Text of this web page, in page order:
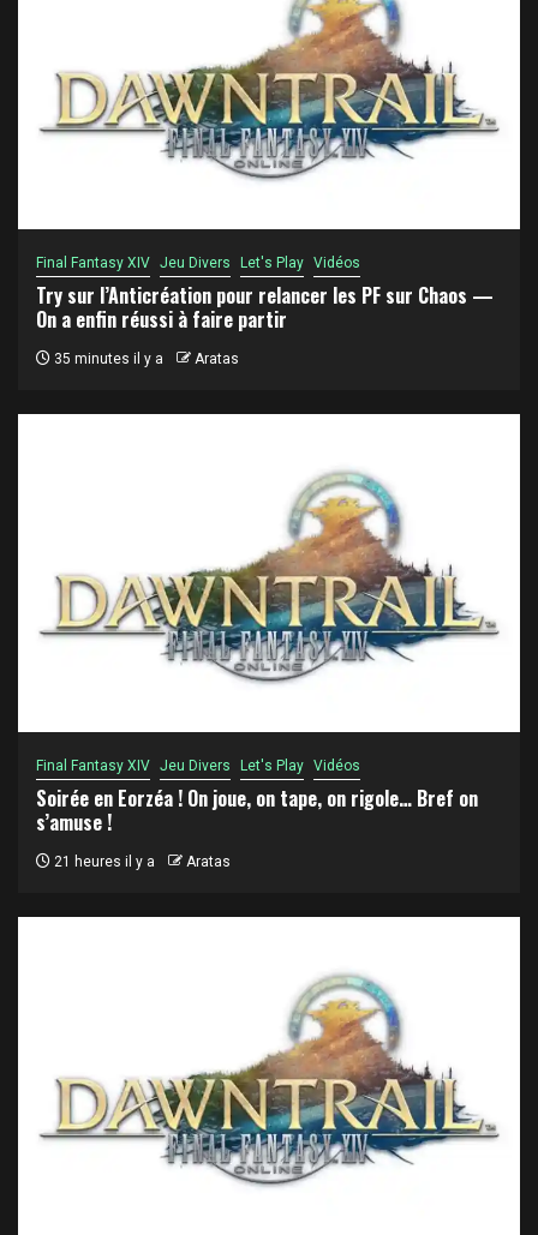
Final Fantasy XIV Jeu Divers Let's Play Vidéos
Try sur l’Anticréation pour relancer les PF sur Chaos —
On a enfin réussi à faire partir
35 minutes il y a Aratas
Final Fantasy XIV Jeu Divers Let's Play Vidéos
Soirée en Eorzéa ! On joue, on tape, on rigole… Bref on
s’amuse !
21 heures il y a Aratas